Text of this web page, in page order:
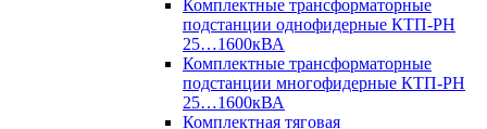
Комплектные трансформаторные
подстанции однофидерные КТП-РН
25…1600кВА
Комплектные трансформаторные
подстанции многофидерные КТП-РН
25…1600кВА
Комплектная тяговая